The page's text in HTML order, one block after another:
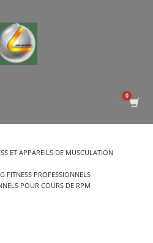
ET APPAREILS DE MUSCULATION
FITNESS PROFESSIONNELS
POUR COURS DE RPM